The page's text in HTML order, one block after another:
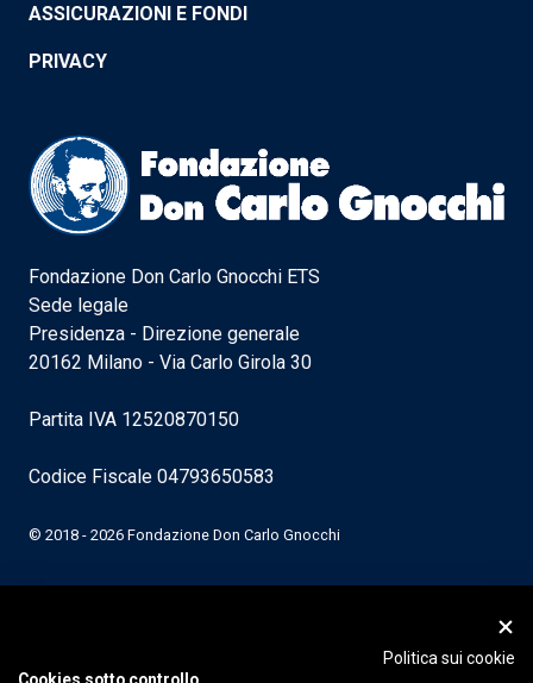
ASSICURAZIONI E FONDI
PRIVACY
Fondazione Don Carlo Gnocchi ETS
Sede legale
Presidenza - Direzione generale
20162 Milano - Via Carlo Girola 30
Partita IVA 12520870150
Codice Fiscale 04793650583
© 2018 - 2026 Fondazione Don Carlo Gnocchi
Politica sui cookie